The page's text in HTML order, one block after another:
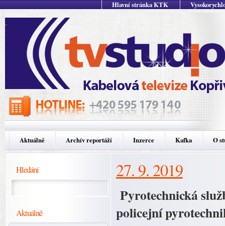
Hlavní stránka KTK
Aktuálně Archív reportáží Inzerce Kafka O
Hledání
Aktuálně
27. 9. 2019
Pyrotechnická
policejní